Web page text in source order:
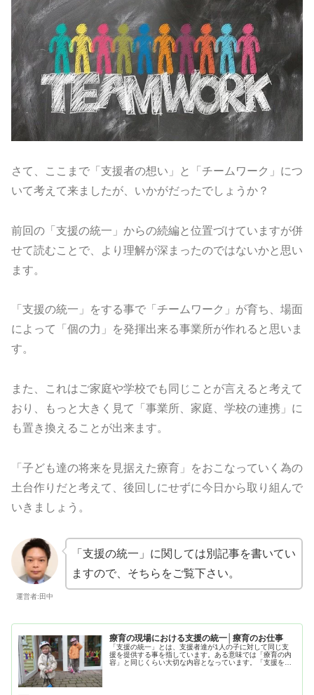
さて、ここまで「支援者の想い」と「チームワーク」につ
いて考えて来ましたが、いかがだったでしょうか？
前回の「支援の統一」からの続編と位置づけていますが併
せて読むことで、より理解が深まったのではないかと思い
ます。
「支援の統一」をする事で「チームワーク」が育ち、場面
によって「個の力」を発揮出来る事業所が作れると思いま
す。
また、これはご家庭や学校でも同じことが言えると考えて
おり、もっと大きく見て「事業所、家庭、学校の連携」に
も置き換えることが出来ます。
「子ども達の将来を見据えた療育」をおこなっていく為の
土台作りだと考えて、後回しにせずに今日から取り組んで
いきましょう。
運営者:田中
「支援の統一」に関しては別記事を書いてい
ますので、そちらをご覧下さい。
療育の現場における支援の統一│療育のお仕事
「支援の統一」とは、支援者達が1人の子に対して同じ支
援を提供する事を指しています。ある意味では「療育の内
容」と同じくらい大切な内容となっています。「支援を統